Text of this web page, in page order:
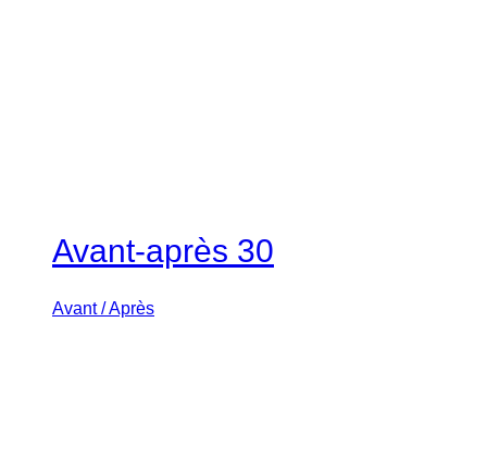
Avant-après 30
Avant / Après